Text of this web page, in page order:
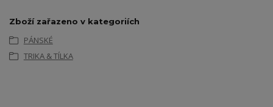
Zboží zařazeno v kategoriích
PÁNSKÉ
TRIKA & TÍLKA